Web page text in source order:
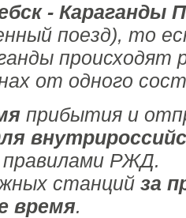
- Караганды
поезд), то
происходят
от одного
прибытия и
РЖД.
станций за
время.